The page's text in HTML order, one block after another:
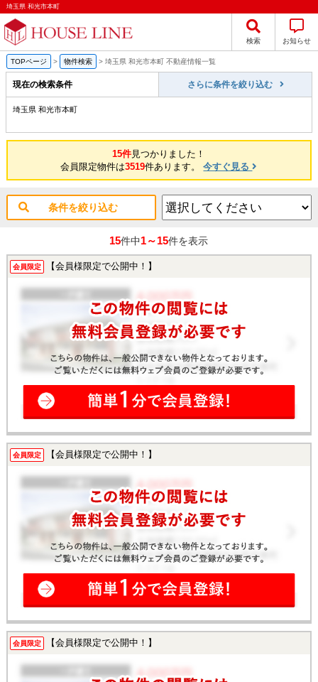
埼玉県 和光市本町
検索 お知らせ
TOPページ > 物件検索 > 埼玉県 和光市本町 不動産情報一覧
現在の検索条件 さらに条件を絞り込む
埼玉県 和光市本町
15件見つかりました！
会員限定物件は3519件あります。今すぐ見る
条件を絞り込む
15件中1～15件を表示
会員限定 【会員様限定で公開中！】
会員限定 【会員様限定で公開中！】
会員限定 【会員様限定で公開中！】